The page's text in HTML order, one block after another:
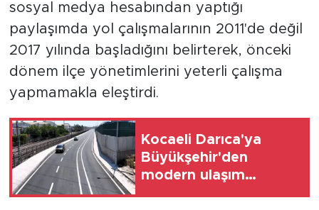
sosyal medya hesabından yaptığı
paylaşımda yol çalışmalarının 2011'de değil
2017 yılında başladığını belirterek, önceki
dönem ilçe yönetimlerini yeterli çalışma
yapmamakla eleştirdi.
Kocaeli Darıca'ya
Büyükşehir'den
modern ulaşım